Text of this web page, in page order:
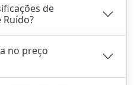
de
Ruído?
no preço